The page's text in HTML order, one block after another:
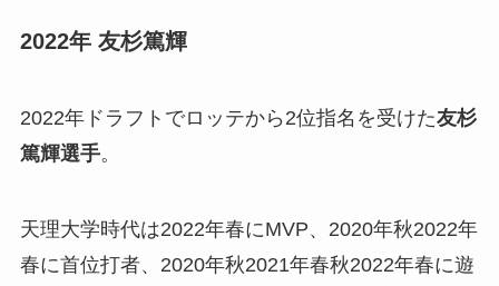
2022年 友杉篤輝
2022年ドラフトでロッテから2位指名を受けた友杉
篤輝選手。
天理大学時代は2022年春にMVP、2020年秋2022年
春に首位打者、2020年秋2021年春秋2022年春に遊